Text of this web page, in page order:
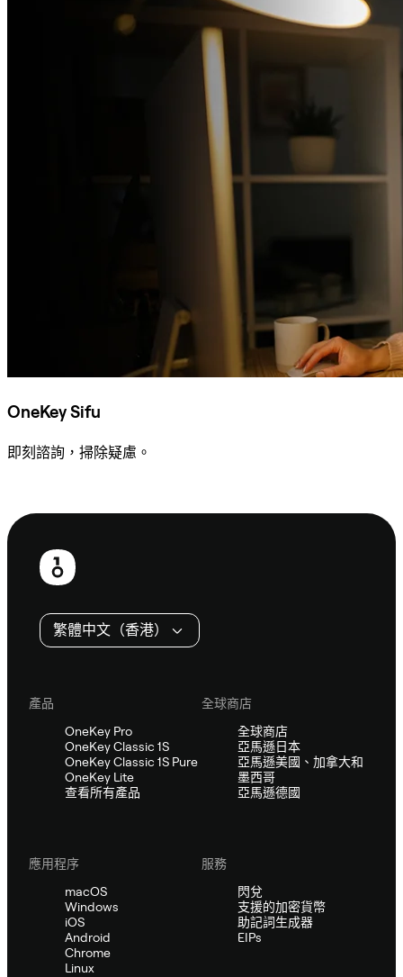
OneKey Sifu
即刻諮詢，掃除疑慮。
頁
繁體中文（香港）
產品
OneKey Pro
OneKey Classic 1S
OneKey Classic 1S Pure
OneKey Lite
查看所有產品
全球商店
全球商店
亞馬遜日本
亞馬遜美國、加拿大和
墨西哥
亞馬遜德國
應用程序
macOS
Windows
iOS
Android
Chrome
Linux
服務
閃兌
支援的加密貨幣
助記詞生成器
EIPs